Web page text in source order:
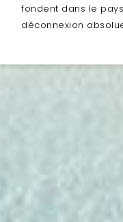
fondent dans le
déconnexion